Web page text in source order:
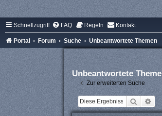
Schnellzugriff FAQ Regeln Kontakt
Portal Forum Suche Unbeantwortete Themen
Unbeantwortete
Zur erweiterten Suche
Suche